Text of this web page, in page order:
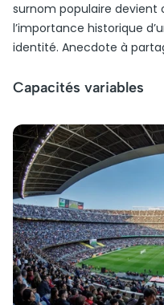
surnom populaire devient
l’importance historique
identité. Anecdote à
Capacités variables